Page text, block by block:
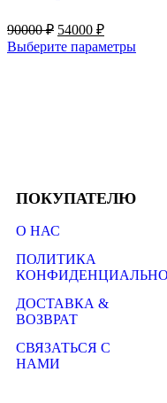
90000₽ 54000 ₽
Выберите параметры
ПОКУПАТЕЛЮ
О НАС
ПОЛИТИКА
ДОСТАВКА &
ВОЗВРАТ
СВЯЗАТЬСЯ С
НАМИ